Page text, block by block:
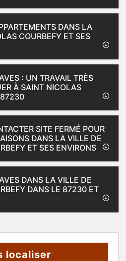
DANS LA
COURBEFY ET SES
: UN TRAVAIL TRÈS
À SAINT NICOLAS
87230
SITE FERMÉ POUR
DANS LA VILLE DE
ET SES ENVIRONS
DANS LA VILLE DE
DANS LE 87230 ET
localiser